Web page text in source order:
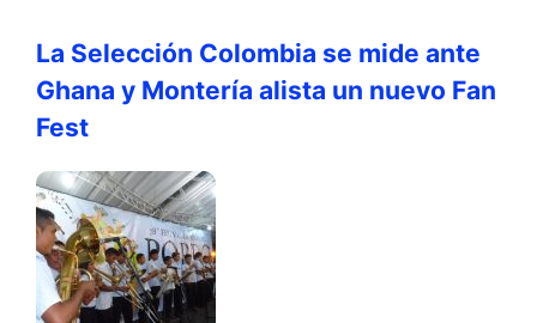
La Selección Colombia se mide ante
Ghana y Montería alista un nuevo Fan
Fest